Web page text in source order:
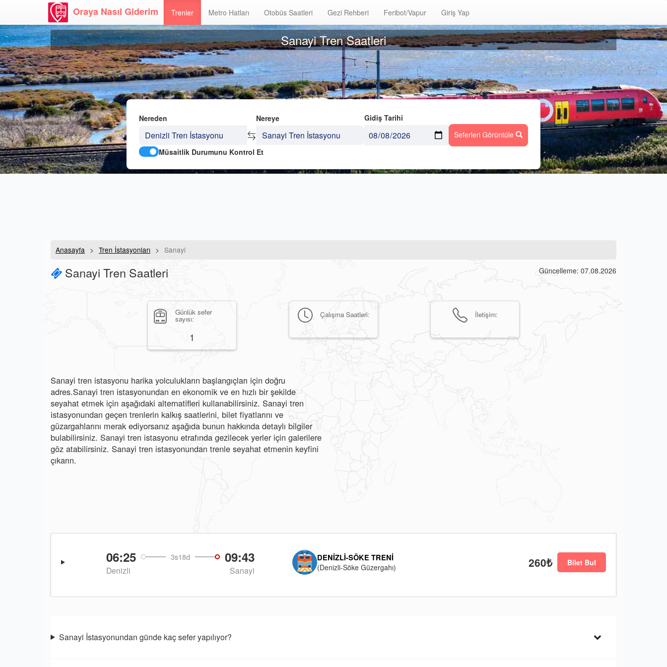
Oraya Nasıl Giderim Trenler Metro Hatları Otobüs Saatleri Gezi Rehberi Feribot/Vapur Giriş Yap
Sanayi Tren Saatleri
Nereden Nereye
Gidiş Tarihi
Seferleri Görüntüle
Müsaitlik Durumunu Kontrol Et
Anasayfa Tren İstasyonları Sanayi
Sanayi Tren Saatleri Güncelleme: 07.08.2026
Günlük sefer
sayısı:
1
Çalışma Saatleri: İletişim:
Sanayi tren istasyonu harika yolculukların başlangıçları için doğru
adres.Sanayi tren istasyonundan en ekonomik ve en hızlı bir şekilde
seyahat etmek için aşağıdaki alternatifleri kullanabilirsiniz. Sanayi tren
istasyonundan geçen trenlerin kalkış saatlerini, bilet fiyatlarını ve
güzargahlarını merak ediyorsanız aşağıda bunun hakkında detaylı bilgiler
bulabilirsiniz. Sanayi tren istasyonu etrafında gezilecek yerler için galerilere
göz atabilirsiniz. Sanayi tren istasyonundan trenle seyahat etmenin keyfini
çıkarın.
06:25 3s18d 09:43
Denizli Sanayi
DENIZLI-SÖKE TRENI
(Denizli-Söke Güzergahı)
260₺ Bilet Bul
Sanayi İstasyonundan günde kaç sefer yapılıyor?